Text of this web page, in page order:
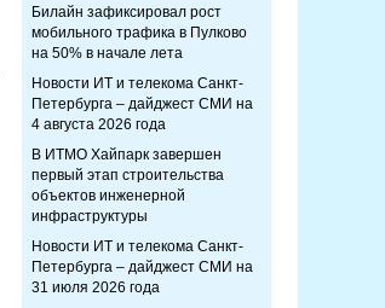
Билайн зафиксировал рост
мобильного трафика в Пулково
на 50% в начале лета
Новости ИТ и телекома Санкт-
Петербурга – дайджест СМИ на
4 августа 2026 года
В ИТМО Хайпарк завершен
первый этап строительства
объектов инженерной
инфраструктуры
Новости ИТ и телекома Санкт-
Петербурга – дайджест СМИ на
31 июля 2026 года